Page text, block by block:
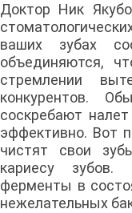
Доктор Ник
ваших зубах
объединяются,
стремлении
конкурентов.
соскребают
эффективно. Вот
чистят свои
кариесу
ферменты в
нежелательных